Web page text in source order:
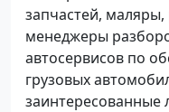
запчастей,
менеджеры
автосервисов по
грузовых
заинтересованные